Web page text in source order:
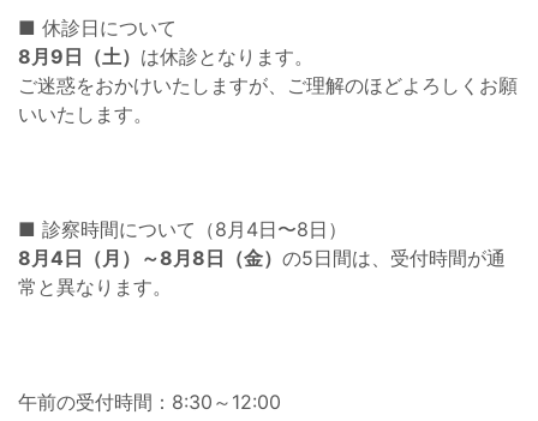
■ 休診日について
8月9日（土） は休診となります。
ご迷惑をおかけいたしますが、ご理解のほどよろしくお願
いいたします。
■ 診察時間について（8月4日〜8日）
8月4日（月）～8月8日（金） の5日間は、受付時間が通
常と異なります。
午前の受付時間：8:30～12:00